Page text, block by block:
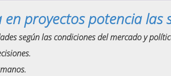
proyectos potencia las
según las condiciones del mercado y